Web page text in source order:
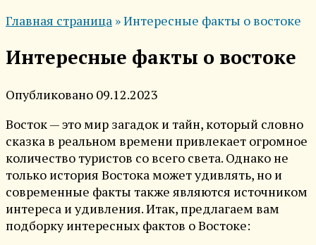
Главная страница »Интересные факты о востоке
Интересные факты о востоке
Опубликовано 09.12.2023
Восток — это мир загадок и тайн, который словно
сказка в реальном времени привлекает огромное
количество туристов со всего света. Однако не
только история Востока может удивлять, но и
современные факты также являются источником
интереса и удивления. Итак, предлагаем вам
подборку интересных фактов о Востоке: